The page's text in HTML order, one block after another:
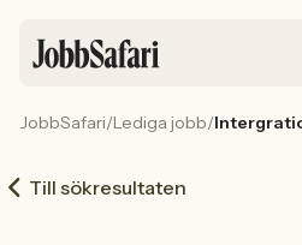
Arbetsliv och karriär
JobbSafari/Lediga jobb/
Till sökresultaten